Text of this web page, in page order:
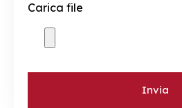
Carica file
Invia